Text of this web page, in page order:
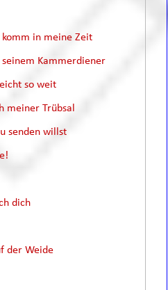
in meine Zeit
seinem Kammerdiener
so weit
meiner Trübsal
senden willst
dich
der Weide